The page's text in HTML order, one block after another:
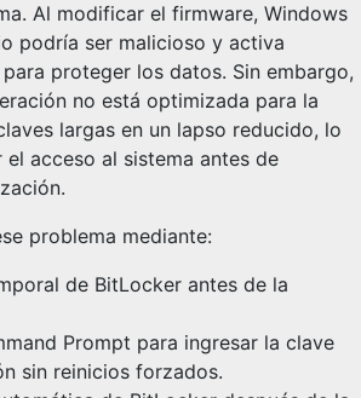
Al modificar el firmware, Windows
podría ser malicioso y activa
proteger los datos. Sin embargo,
no está optimizada para la
largas en un lapso reducido, lo
acceso al sistema antes de
problema mediante:
de BitLocker antes de la
Prompt para ingresar la clave
sin reinicios forzados.